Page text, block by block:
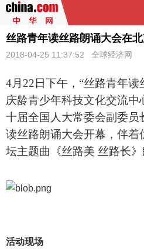
丝路青年读丝路朗诵大会在
2018-04-25 11:37:52 全球经济网
4月 22 日下午， “丝路青年读
庆龄青少年科技文化交流中
十届全国人大常委会副委员
读丝路朗诵大会开幕，伴着
坛主题曲《丝路美 丝路长》
活动现场